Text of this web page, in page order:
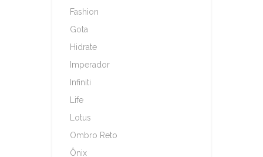
Fashion
Gota
Hidrate
Imperador
Infiniti
Life
Lotus
Ombro Reto
Ônix